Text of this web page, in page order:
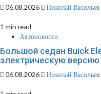
06.08.2026 Николай Васильев
1 min read
Автоновости
Большой седан Buick
электрическую версию
06.08.2026 Николай Васильев